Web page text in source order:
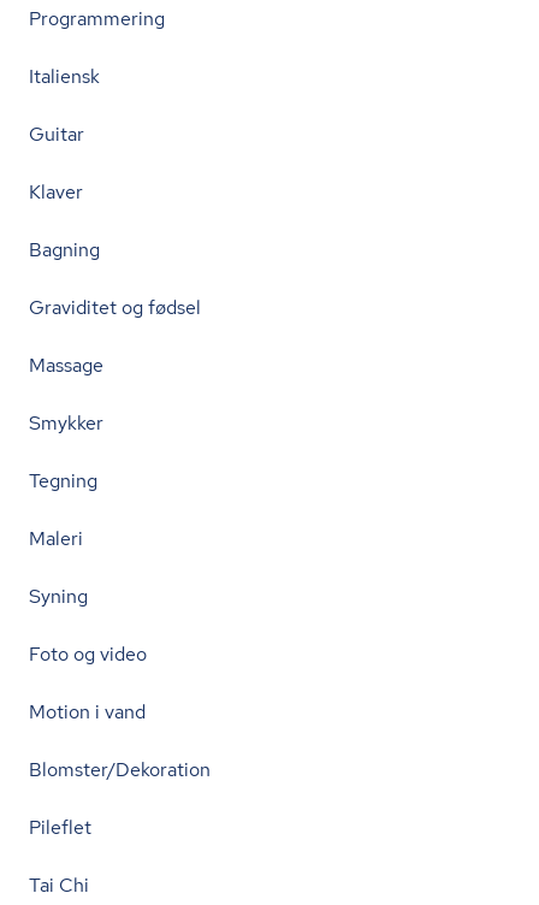
Programmering
Italiensk
Guitar
Klaver
Bagning
Graviditet og fødsel
Massage
Smykker
Tegning
Maleri
Syning
Foto og video
Motion i vand
Blomster/Dekoration
Pileflet
Tai Chi